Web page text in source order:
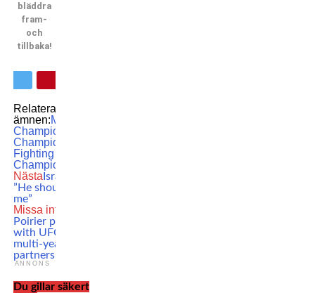
bläddra
fram-
och
tillbaka!
Relaterade
ämnen:MMA
Champions
Championship
Fighting
Championship
Nästa Israel Adesanya:
”He should have killed
me”
Missa inte
Poirier partners up
with UFC for a historic
multi-year marketing
partnership
ANNONS
Du gillar säkert